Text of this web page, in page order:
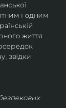
і одним
життя
звідки